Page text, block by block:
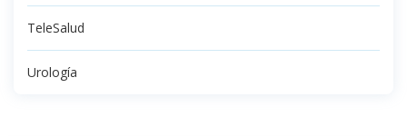
TeleSalud
Urología